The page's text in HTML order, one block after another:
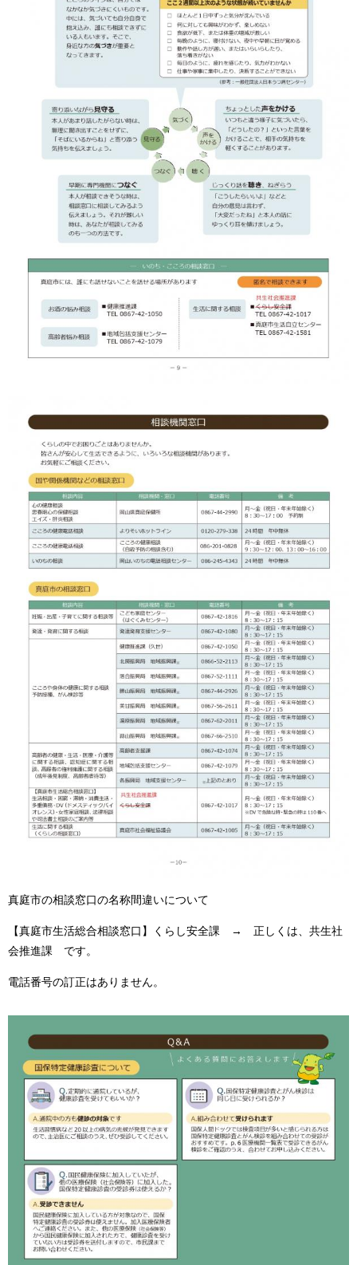
真庭市の相談窓口の名称間違いについて
【真庭市生活総合相談窓口】くらし安全課 → 正しくは、共生社
会推進課 です。
電話番号の訂正はありません。